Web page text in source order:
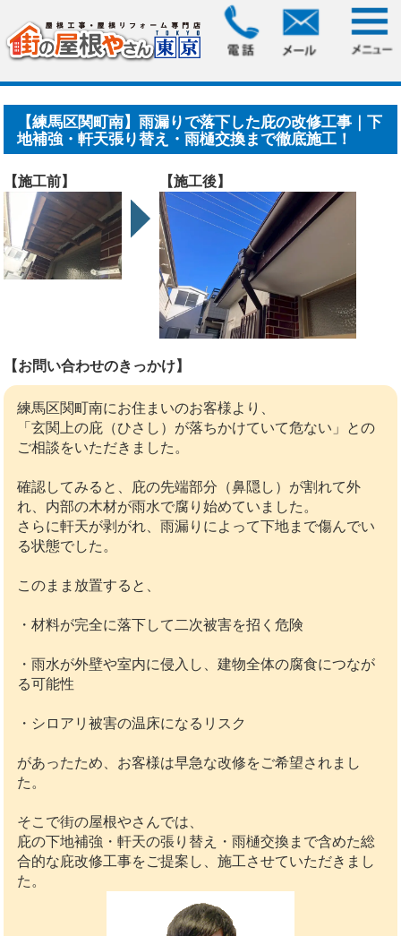
> 【練馬区関町南】雨漏りで落下した庇の
改修工事｜下地補強・軒天.....
【練馬区関町南】雨漏りで落下した庇の改修工事｜下
地補強・軒天張り替え・雨樋交換まで徹底施工！
【施工前】 【施工後】
【お問い合わせのきっかけ】
練馬区関町南にお住まいのお客様より、
「玄関上の庇（ひさし）が落ちかけていて危ない」との
ご相談をいただきました。
確認してみると、庇の先端部分（鼻隠し）が割れて外
れ、内部の木材が雨水で腐り始めていました。
さらに軒天が剥がれ、雨漏りによって下地まで傷んでい
る状態でした。
このまま放置すると、
・材料が完全に落下して二次被害を招く危険
・雨水が外壁や室内に侵入し、建物全体の腐食につなが
る可能性
・シロアリ被害の温床になるリスク
があったため、お客様は早急な改修をご希望されまし
た。
そこで街の屋根やさんでは、
庇の下地補強・軒天の張り替え・雨樋交換まで含めた総
合的な庇改修工事をご提案し、施工させていただきまし
た。